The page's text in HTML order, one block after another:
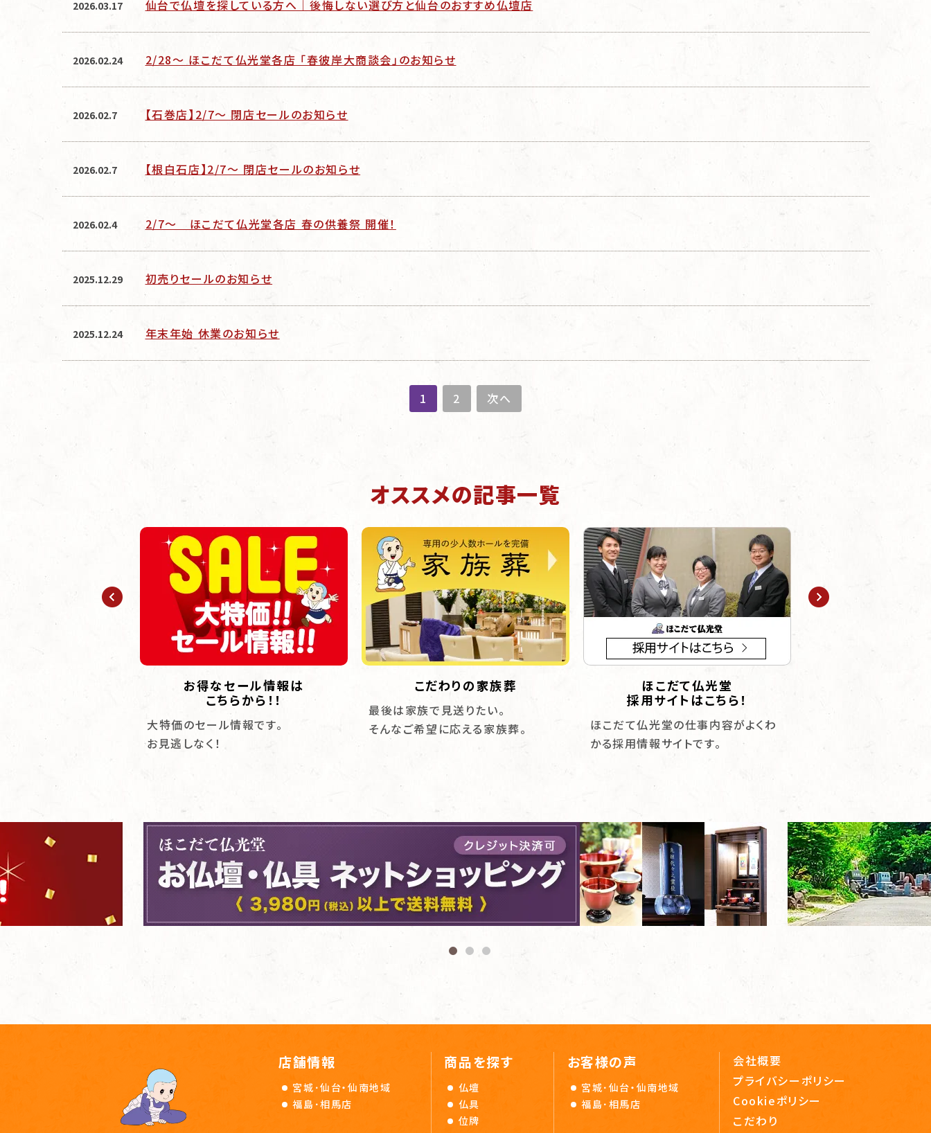
2026.03.17 仙台で仏壇を探している方へ｜後悔しない選び方と仙台のおすすめ仏壇店
2026.02.24 2/28～ ほこだて仏光堂各店 「春彼岸大商談会」のお知らせ
2026.02.7 【石巻店】2/7～ 閉店セールのお知らせ
2026.02.7 【根白石店】2/7～ 閉店セールのお知らせ
2026.02.4 2/7～ ほこだて仏光堂各店 春の供養祭 開催！
2025.12.29 初売りセールのお知らせ
2025.12.24 年末年始 休業のお知らせ
1 2 次へ
オススメの記事一覧
お得なセール情報は
こちらから！！
大特価のセール情報です。
お見逃しなく！
こだわりの家族葬
最後は家族で見送りたい。
そんなご希望に応える家族葬。
ほこだて仏光堂
採用サイトはこちら！
ほこだて仏光堂の仕事内容がよくわ
かる採用情報サイトです。
応える術
店舗情報
宮城･仙台・仙南地域
福島･相馬店
商品を探す
仏壇
仏具
位牌
お客様の声
宮城･仙台・仙南地域
福島･相馬店
会社概要
プライバシーポリシー
Cookieポリシー
こだわり